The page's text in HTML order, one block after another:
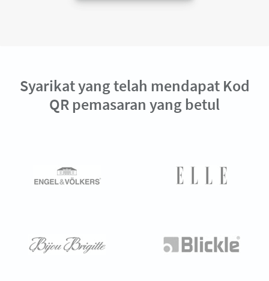
Syarikat yang telah mendapat Kod
QR pemasaran yang betul